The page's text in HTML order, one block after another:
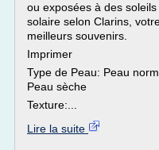
ou exposées à des
solaire selon Clarins,
meilleurs souvenirs.
Imprimer
Type de Peau: Peau
Peau sèche
Texture:...
Lire la suite